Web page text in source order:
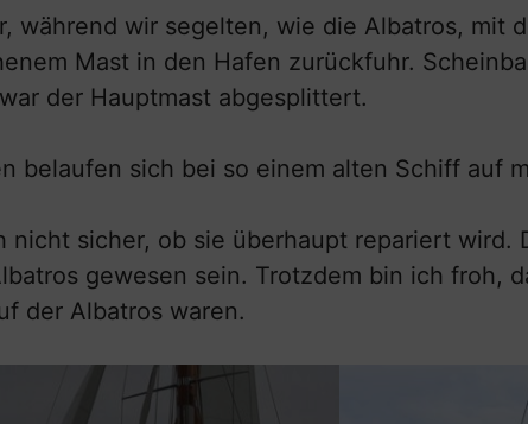
während wir segelten, wie die Albatros, mit
Mast in den Hafen zurückfuhr.
der Hauptmast abgesplittert.
belaufen sich bei so einem alten Schiff auf
nicht sicher, ob sie überhaupt repariert wird.
gewesen sein. Trotzdem bin ich froh,
der Albatros waren.